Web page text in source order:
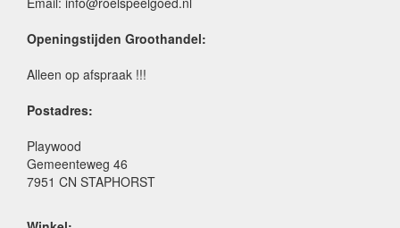
Openingstijden Groothandel:
Alleen op afspraak !!!
Postadres:
Playwood
Gemeenteweg 46
7951 CN STAPHORST